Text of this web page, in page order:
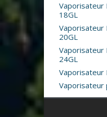
Vaporisateur
18GL
Vaporisateur
20GL
Vaporisateur
24GL
Vaporisateur
Vaporisateur